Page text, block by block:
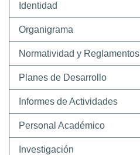
Identidad
Organigrama
Normatividad y Reglamentos
Planes de Desarrollo
Informes de Actividades
Personal Académico
Investigación